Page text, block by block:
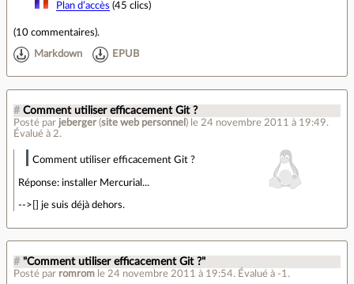
Plan d’accès (45 clics)
(10 commentaires).
Markdown EPUB
# Comment utiliser efficacement Git ?
Posté par jeberger (site web personnel ) le 24 novembre 2011 à 19:49.
Évalué à 2.
Comment utiliser efficacement Git ?
Réponse: installer Mercurial...
-->[] je suis déjà dehors.
# "Comment utiliser efficacement Git ?"
Posté par romrom le 24 novembre 2011 à 19:54. Évalué à -1 .